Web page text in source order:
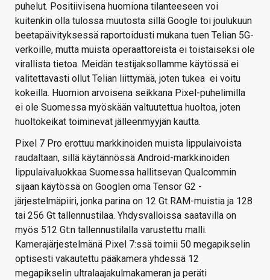
puhelut. Positiivisena huomiona tilanteeseen voi
kuitenkin olla tulossa muutosta sillä Google toi joulukuun
beetapäivityksessä raportoidusti mukana tuen Telian 5G-
verkoille, mutta muista operaattoreista ei toistaiseksi ole
virallista tietoa. Meidän testijaksollamme käytössä ei
valitettavasti ollut Telian liittymää, joten tukea ei voitu
kokeilla. Huomion arvoisena seikkana Pixel-puhelimilla
ei ole Suomessa myöskään valtuutettua huoltoa, joten
huoltokeikat toiminevat jälleenmyyjän kautta.
Pixel 7 Pro erottuu markkinoiden muista lippulaivoista
raudaltaan, sillä käytännössä Android-markkinoiden
lippulaivaluokkaa Suomessa hallitsevan Qualcommin
sijaan käytössä on Googlen oma Tensor G2 -
järjestelmäpiiri, jonka parina on 12 Gt RAM-muistia ja 128
tai 256 Gt tallennustilaa. Yhdysvalloissa saatavilla on
myös 512 Gt:n tallennustilalla varustettu malli.
Kamerajärjestelmänä Pixel 7:ssä toimii 50 megapikselin
optisesti vakautettu pääkamera yhdessä 12
megapikselin ultralaajakulmakameran ja peräti